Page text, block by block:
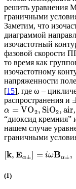
решить уравнения
граничными
Заметим, что
диаграммой
изочастотный
фазовой скорости
то время как
изочастотному
напряженности
[15], где ω –
распространения и
α = VO2, SiO2, air
“диоксид кремния”
нашем случае
граничными
k, Eα± = iωBα±,
(1)